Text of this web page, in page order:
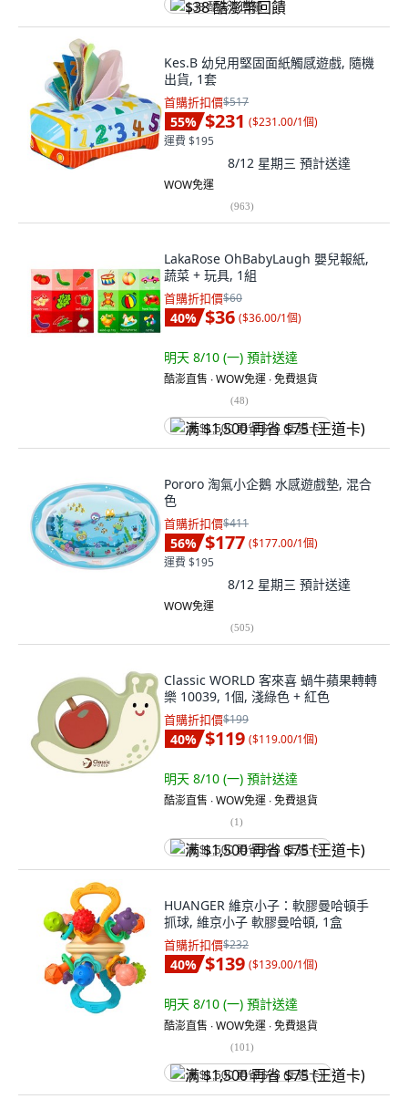
$38 酷澎幣回饋
Kes.B 幼兒用堅固面紙觸感遊戲, 隨機
出貨, 1套
首購折扣價$517
55% $231 ($231.00/1個)
運費 $195
8/12 星期三 預計送達
WOW免運
(963)
LakaRose OhBabyLaugh 嬰兒報紙,
蔬菜 + 玩具, 1組
首購折扣價$60
40% $36 ($36.00/1個)
明天 8/10 (一) 預計送達
酷澎直售 ∙ WOW免運 ∙ 免費退貨
(48)
满 $1,500 再省 $75 (王道卡)
Pororo 淘氣小企鵝 水感遊戲墊, 混合
色
首購折扣價$411
56% $177 ($177.00/1個)
運費 $195
8/12 星期三 預計送達
WOW免運
(505)
Classic WORLD 客來喜 蝸牛蘋果轉轉
樂 10039, 1個, 淺綠色 + 紅色
首購折扣價$199
40% $119 ($119.00/1個)
明天 8/10 (一) 預計送達
酷澎直售 ∙ WOW免運 ∙ 免費退貨
(1)
满 $1,500 再省 $75 (王道卡)
HUANGER 維京小子：軟膠曼哈頓手
抓球, 維京小子 軟膠曼哈頓, 1盒
首購折扣價$232
40% $139 ($139.00/1個)
明天 8/10 (一) 預計送達
酷澎直售 ∙ WOW免運 ∙ 免費退貨
(101)
满 $1,500 再省 $75 (王道卡)